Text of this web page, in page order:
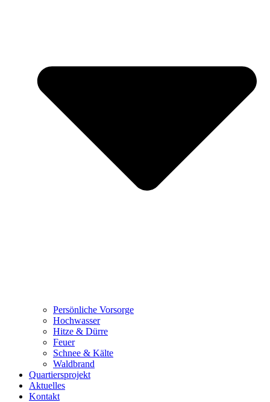
Persönliche Vorsorge
Hochwasser
Hitze & Dürre
Feuer
Schnee & Kälte
Waldbrand
Quartiersprojekt
Aktuelles
Kontakt